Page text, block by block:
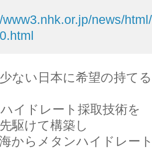
www3.nhk.or.jp/news/
ない日本に希望の持て
イドレート採取技術を
駆けて構築し
からメタンハイドレー